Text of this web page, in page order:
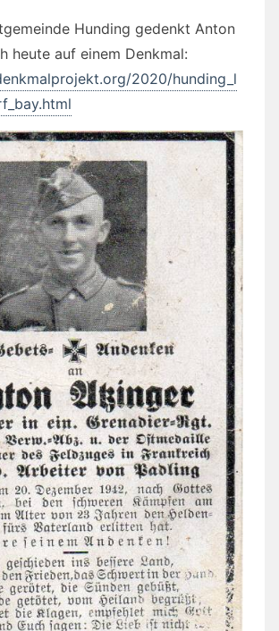
Hunding gedenkt Anton
heute auf einem Denkmal:
2020/hunding_l